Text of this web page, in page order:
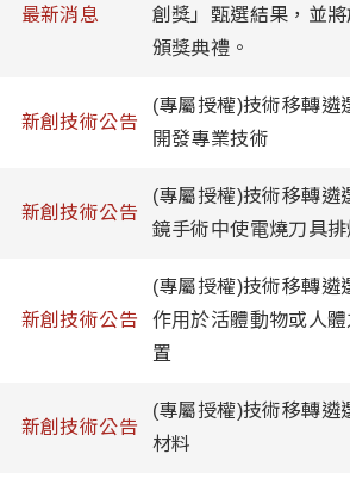
最新消息
創獎」甄選結果，並
頒獎典禮。
新創技術公告
(專屬授權)技術移轉遴
開發專業技術
新創技術公告
(專屬授權)技術移轉遴
鏡手術中使電燒刀具
新創技術公告
(專屬授權)技術移轉遴
作用於活體動物或人
置
新創技術公告
(專屬授權)技術移轉遴
材料